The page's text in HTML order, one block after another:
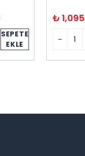
SEPETE
EKLE
₺